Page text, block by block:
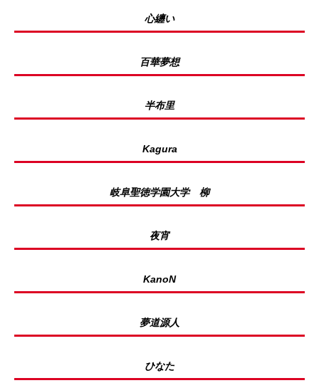
心纏い
百華夢想
半布里
Kagura
岐阜聖徳学園大学 柳
夜宵
KanoN
夢道源人
ひなた